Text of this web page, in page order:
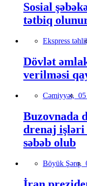
Sosial
tətbiq
Ekspress
Dövlət
verilməsi
Cəmiyyət,
Buzovnada
drenaj işləri
səbəb olub
Böyük Şərq,